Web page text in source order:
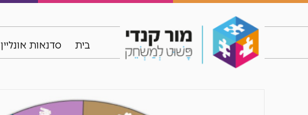
בית סדנאות אונליין